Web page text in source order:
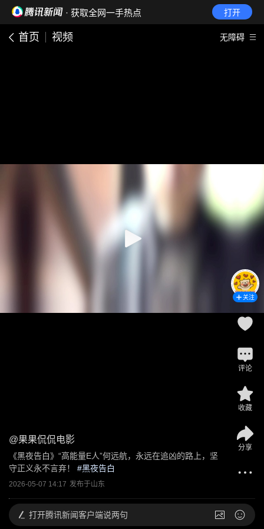
· 获取全网一手热点 打开
首页 视频 无障碍
@果果侃侃电影
《黑夜告白》“高能量E人”何远航，永远在追凶的路上，坚
守正义永不言弃！
#黑夜告白
2026-05-07 14:17 发布于山东
关注
评论
收藏
分享
打开腾讯新闻客户端说两句